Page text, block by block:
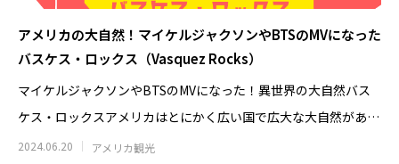
アメリカの大自然！マイケルジャクソンやBTSのMVになった
バスケス・ロックス（Vasquez Rocks）
マイケルジャクソンやBTSのMVになった！異世界の大自然バス
ケス・ロックスアメリカはとにかく広い国で広大な大自然がある
ことも魅力の１
2024.06.20 アメリカ観光